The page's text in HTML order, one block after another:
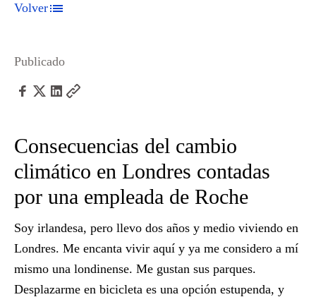
Volver
Publicado
Consecuencias del cambio
climático en Londres contadas
por una empleada de Roche
Soy irlandesa, pero llevo dos años y medio viviendo en
Londres. Me encanta vivir aquí y ya me considero a mí
mismo una londinense. Me gustan sus parques.
Desplazarme en bicicleta es una opción estupenda, y